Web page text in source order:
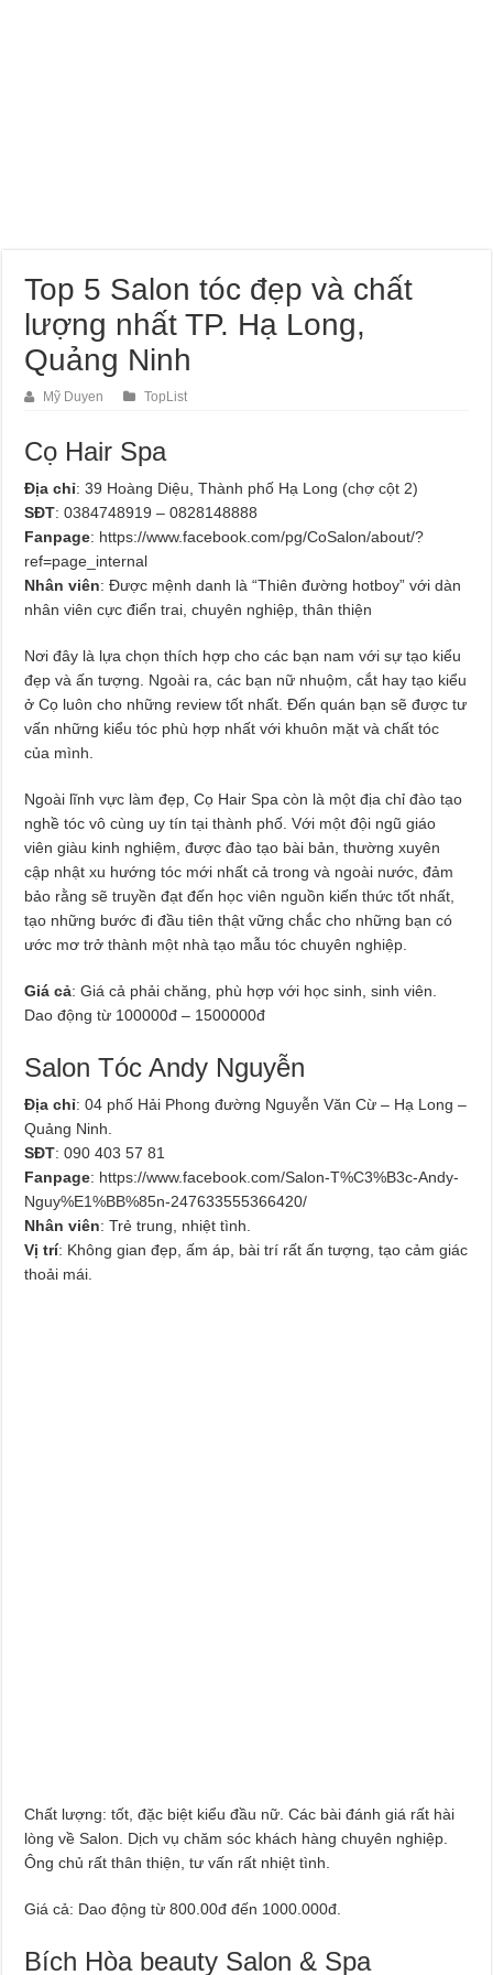
Top 5 Salon tóc đẹp và chất
lượng nhất TP. Hạ Long,
Quảng Ninh
Mỹ Duyen TopList
Cọ Hair Spa
Địa chỉ: 39 Hoàng Diệu, Thành phố Hạ Long (chợ cột 2)
SĐT: 0384748919 – 0828148888
Fanpage: https://www.facebook.com/pg/CoSalon/about/?
ref=page_internal
Nhân viên: Được mệnh danh là “Thiên đường hotboy” với dàn
nhân viên cực điển trai, chuyên nghiệp, thân thiện
Nơi đây là lựa chọn thích hợp cho các bạn nam với sự tạo kiểu
đẹp và ấn tượng. Ngoài ra, các bạn nữ nhuộm, cắt hay tạo kiểu
ở Cọ luôn cho những review tốt nhất. Đến quán bạn sẽ được tư
vấn những kiểu tóc phù hợp nhất với khuôn mặt và chất tóc
của mình.
Ngoài lĩnh vực làm đẹp, Cọ Hair Spa còn là một địa chỉ đào tạo
nghề tóc vô cùng uy tín tại thành phố. Với một đội ngũ giáo
viên giàu kinh nghiệm, được đào tạo bài bản, thường xuyên
cập nhật xu hướng tóc mới nhất cả trong và ngoài nước, đảm
bảo rằng sẽ truyền đạt đến học viên nguồn kiến thức tốt nhất,
tạo những bước đi đầu tiên thật vững chắc cho những bạn có
ước mơ trở thành một nhà tạo mẫu tóc chuyên nghiệp.
Giá cả: Giá cả phải chăng, phù hợp với học sinh, sinh viên.
Dao động từ 100000đ – 1500000đ
Salon Tóc Andy Nguyễn
Địa chỉ: 04 phố Hải Phong đường Nguyễn Văn Cừ – Hạ Long –
Quảng Ninh.
SĐT: 090 403 57 81
Fanpage: https://www.facebook.com/Salon-T%C3%B3c-Andy-
Nguy%E1%BB%85n-247633555366420/
Nhân viên: Trẻ trung, nhiệt tình.
Vị trí: Không gian đẹp, ấm áp, bài trí rất ấn tượng, tạo cảm giác
thoải mái.
Chất lượng: tốt, đặc biệt kiểu đầu nữ. Các bài đánh giá rất hài
lòng về Salon. Dịch vụ chăm sóc khách hàng chuyên nghiệp.
Ông chủ rất thân thiện, tư vấn rất nhiệt tình.
Giá cả: Dao động từ 800.00đ đến 1000.000đ.
Bích Hòa beauty Salon & Spa